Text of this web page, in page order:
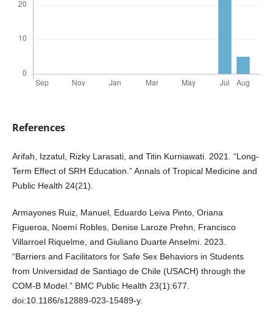
References
Arifah, Izzatul, Rizky Larasati, and Titin Kurniawati. 2021. “Long-
Term Effect of SRH Education.” Annals of Tropical Medicine and
Public Health 24(21).
Armayones Ruiz, Manuel, Eduardo Leiva Pinto, Oriana
Figueroa, Noemí Robles, Denise Laroze Prehn, Francisco
Villarroel Riquelme, and Giuliano Duarte Anselmi. 2023.
“Barriers and Facilitators for Safe Sex Behaviors in Students
from Universidad de Santiago de Chile (USACH) through the
COM-B Model.” BMC Public Health 23(1):677.
doi:10.1186/s12889-023-15489-y.